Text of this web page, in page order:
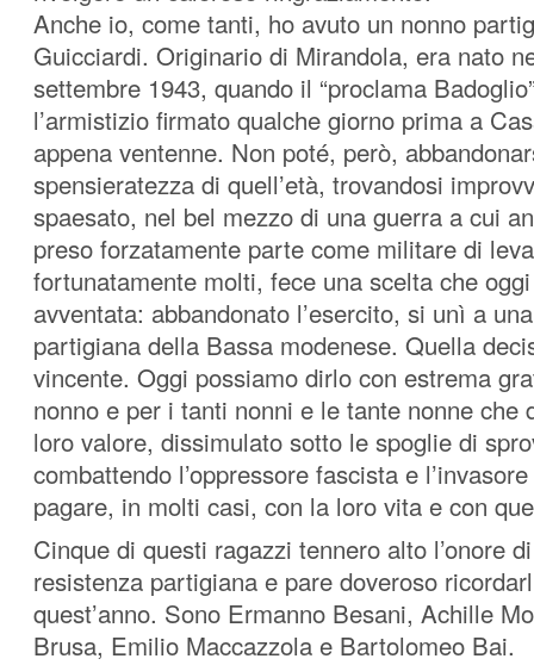
Anche io, come tanti, ho avuto un nonno
Guicciardi. Originario di Mirandola, era nato
settembre 1943, quando il “proclama
l’armistizio firmato qualche giorno prima a
appena ventenne. Non poté, però,
spensieratezza di quell’età, trovandosi
spaesato, nel bel mezzo di una guerra a cui
preso forzatamente parte come militare di
fortunatamente molti, fece una scelta che
avventata: abbandonato l’esercito, si unì a
partigiana della Bassa modenese. Quella
vincente. Oggi possiamo dirlo con estrema
nonno e per i tanti nonni e le tante nonne che
loro valore, dissimulato sotto le spoglie di
combattendo l’oppressore fascista e
pagare, in molti casi, con la loro vita e con
Cinque di questi ragazzi tennero alto l’onore
resistenza partigiana e pare doveroso
quest’anno. Sono Ermanno Besani, Achille
Brusa, Emilio Maccazzola e Bartolomeo Bai.